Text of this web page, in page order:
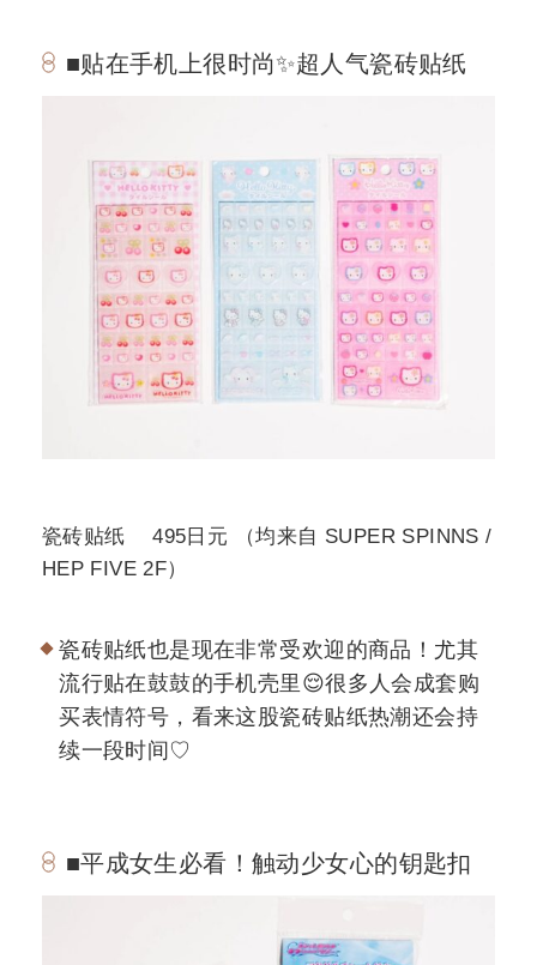
■贴在手机上很时尚✨超人气瓷砖贴纸
瓷砖贴纸 495日元 （均来自 SUPER SPINNS /
HEP FIVE 2F）
瓷砖贴纸也是现在非常受欢迎的商品！尤其
流行贴在鼓鼓的手机壳里😌很多人会成套购
买表情符号，看来这股瓷砖贴纸热潮还会持
续一段时间♡
■平成女生必看！触动少女心的钥匙扣